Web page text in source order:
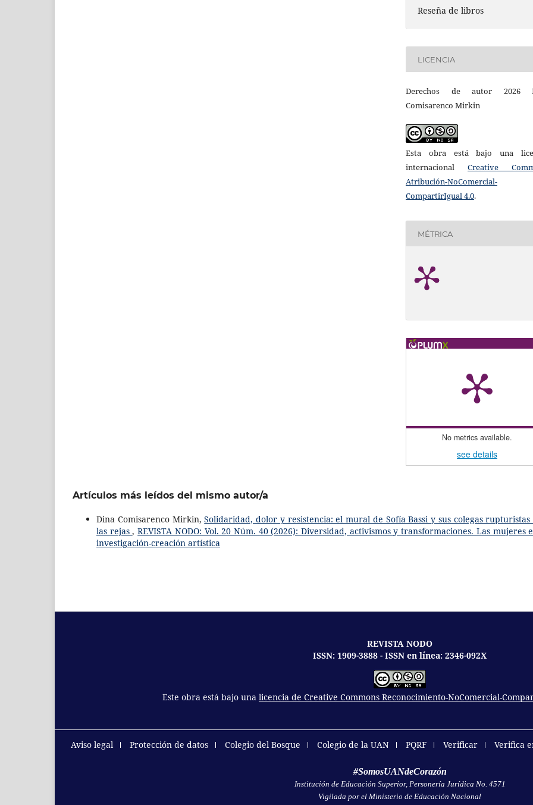
Reseña de libros
LICENCIA
Derechos de autor 2026
Comisarenco Mirkin
Esta obra está bajo una
internacional Creative
Atribución-NoComercial-
CompartirIgual 4.0.
MÉTRICA
No metrics available.
see details
Artículos más leídos del mismo autor/a
Dina Comisarenco Mirkin,Solidaridad, dolor y resistencia: el mural de Sofía Bassi y sus colegas rupturistas
las rejas,REVISTA NODO: Vol. 20 Núm. 40 (2026): Diversidad, activismos y transformaciones. Las mujeres
investigación-creación artística
REVISTA NODO
ISSN: 1909-3888 - ISSN en línea: 2346-092X
Este obra está bajo una licencia de Creative Commons Reconocimiento-NoComercial-
Aviso legal Protección de datos Colegio del Bosque Colegio de la UAN PQRF Verificar Verifica
#SomosUANdeCorazón
Institución de Educación Superior, Personería Jurídica No. 4571
Vigilada por el Ministerio de Educación Nacional